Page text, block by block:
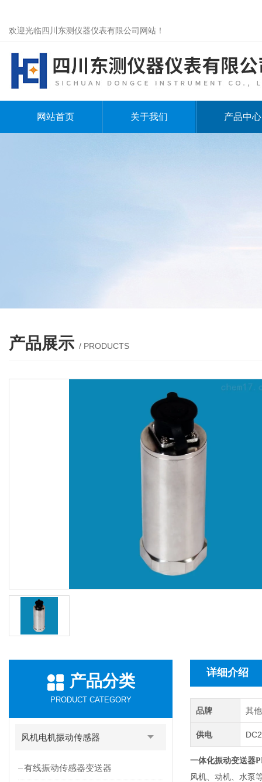
欢迎光临四川东测仪器仪表有限公司网站！
网站首页 关于我们 产品中心
产品展示 / PRODUCTS
产品分类
PRODUCT CATEGORY
风机电机振动传感器
有线振动传感器变送器
详细介绍
品牌 其
供电
一体化振动变送器
风机、动机、水泵